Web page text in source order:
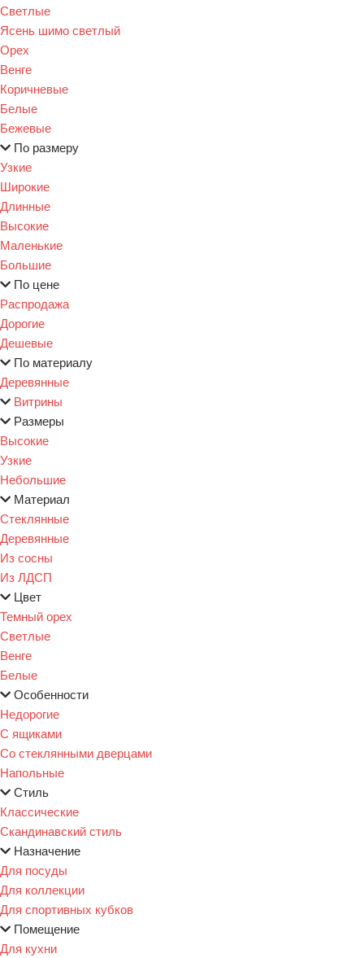
Светлые
Ясень шимо светлый
Орех
Венге
Коричневые
Белые
Бежевые
По размеру
Узкие
Широкие
Длинные
Высокие
Маленькие
Большие
По цене
Распродажа
Дорогие
Дешевые
По материалу
Деревянные
Витрины
Размеры
Высокие
Узкие
Небольшие
Материал
Стеклянные
Деревянные
Из сосны
Из ЛДСП
Цвет
Темный орех
Светлые
Венге
Белые
Особенности
Недорогие
С ящиками
Со стеклянными дверцами
Напольные
Стиль
Классические
Скандинавский стиль
Назначение
Для посуды
Для коллекции
Для спортивных кубков
Помещение
Для кухни